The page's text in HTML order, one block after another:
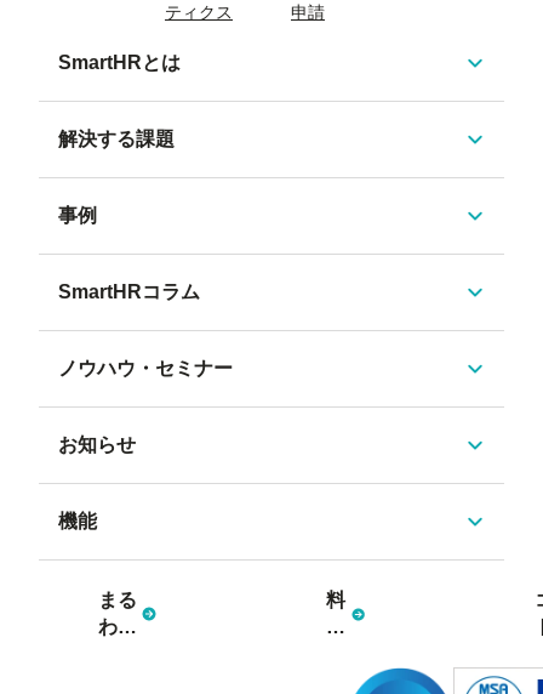
ティクス
申請
SmartHRとは
解決する課題
事例
SmartHRコラム
ノウハウ・セミナー
お知らせ
機能
まる
わか
料
金